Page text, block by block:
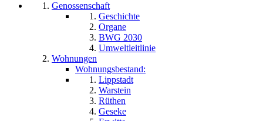
Genossenschaft
Geschichte
Organe
BWG 2030
Umweltleitlinie
Wohnungen
Wohnungsbestand:
Lippstadt
Warstein
Rüthen
Geseke